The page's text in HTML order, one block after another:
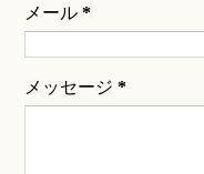
メール*
メッセージ*